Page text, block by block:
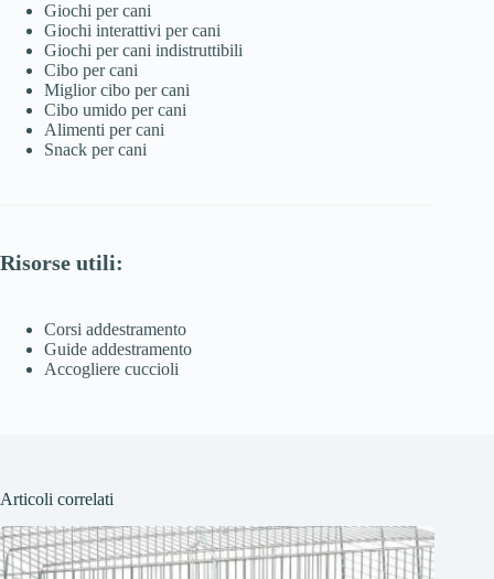
Giochi per cani
Giochi interattivi per cani
Giochi per cani indistruttibili
Cibo per cani
Miglior cibo per cani
Cibo umido per cani
Alimenti per cani
Snack per cani
Risorse utili:
Corsi addestramento
Guide addestramento
Accogliere cuccioli
Articoli correlati